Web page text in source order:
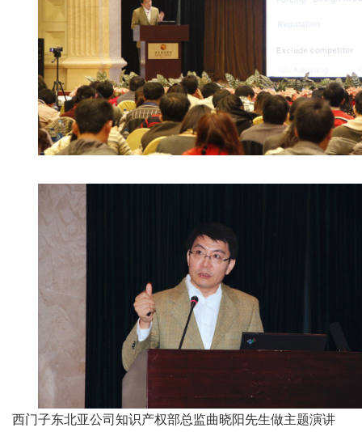
西门子东北亚公司知识产权部总监曲晓阳先生做主题演讲